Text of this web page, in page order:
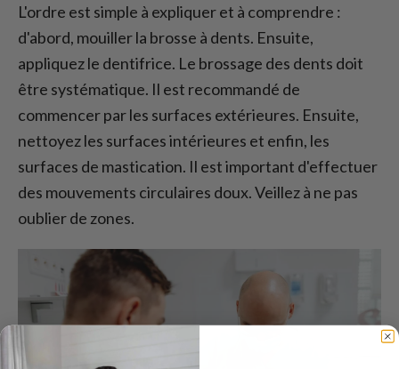
L'ordre est simple à expliquer et à comprendre :
d'abord, mouiller la brosse à dents. Ensuite,
appliquez le dentifrice. Le brossage des dents doit
être systématique. Il est recommandé de
commencer par les surfaces extérieures. Ensuite,
nettoyez les surfaces intérieures et enfin, les
surfaces de mastication. Il est important d'effectuer
des mouvements circulaires doux. Veillez à ne pas
oublier de zones.